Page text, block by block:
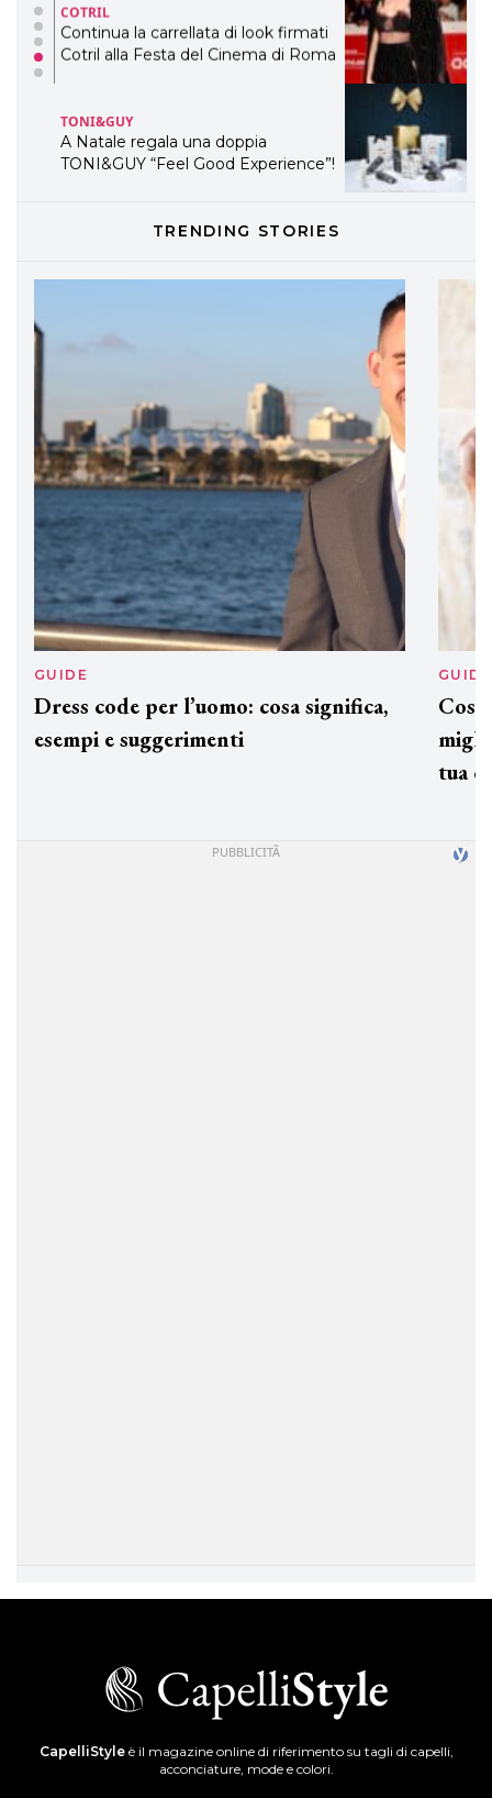
COTRIL
Continua la carrellata di look firmati
Cotril alla Festa del Cinema di Roma
TONI&GUY
A Natale regala una doppia
TONI&GUY “Feel Good Experience”!
LABEL.M lancia la sua innovativa ed
professionali
TRENDING STORIES
GUIDE
Dress code per l’uomo: cosa significa,
esempi e suggerimenti
GUIDE
tua
CapelliStyleè il magazine online di riferimento su tagli di capelli,
acconciature, mode e colori.